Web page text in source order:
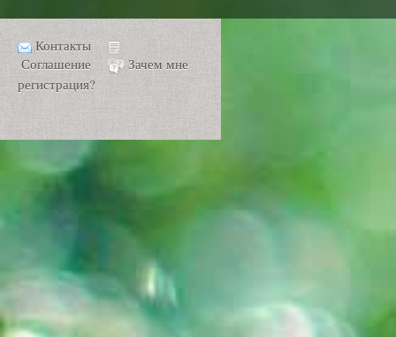
Контакты
Соглашение
Зачем мне
регистрация?